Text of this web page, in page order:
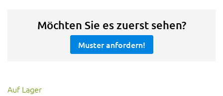
Möchten Sie es zuerst sehen?
Muster anfordern!
Auf Lager